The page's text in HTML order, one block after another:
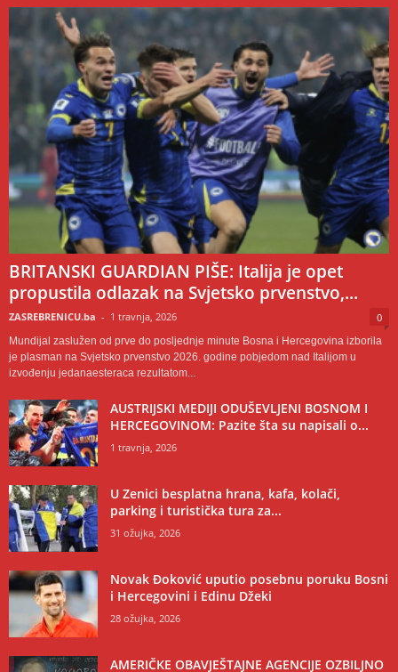
BRITANSKI GUARDIAN PIŠE: Italija je opet
propustila odlazak na Svjetsko prvenstvo,...
ZASREBRENICU.ba - 1 travnja, 2026 0
Mundijal zaslužen od prve do posljednje minute Bosna i Hercegovina izborila
je plasman na Svjetsko prvenstvo 2026. godine pobjedom nad Italijom u
izvođenju jedanaesteraca rezultatom...
AUSTRIJSKI MEDIJI ODUŠEVLJENI BOSNOM I
HERCEGOVINOM: Pazite šta su napisali o...
1 travnja, 2026
U Zenici besplatna hrana, kafa, kolači,
parking i turistička tura za...
31 ožujka, 2026
Novak Đoković uputio posebnu poruku Bosni
i Hercegovini i Edinu Džeki
28 ožujka, 2026
AMERIČKE OBAVJEŠTAJNE AGENCIJE OZBILJNO